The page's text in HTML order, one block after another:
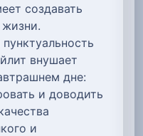
создавать
внушает
дне:
и доводить
и